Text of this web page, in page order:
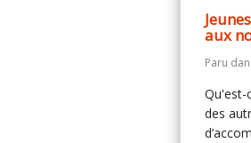
aux
Paru
Qu'est-
des